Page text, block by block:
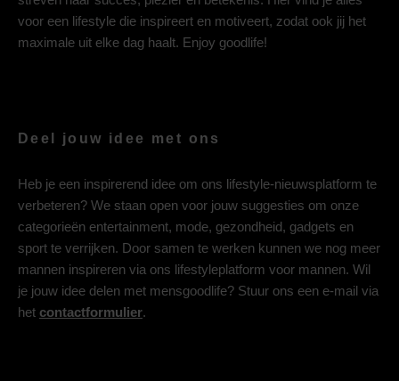
voor een lifestyle die inspireert en motiveert, zodat ook jij het
maximale uit elke dag haalt. Enjoy goodlife!
Deel jouw idee met ons
Heb je een inspirerend idee om ons lifestyle-nieuwsplatform te
verbeteren? We staan open voor jouw suggesties om onze
categorieën entertainment, mode, gezondheid, gadgets en
sport te verrijken. Door samen te werken kunnen we nog meer
mannen inspireren via ons lifestyleplatform voor mannen. Wil
je jouw idee delen met mensgoodlife? Stuur ons een e-mail via
het contactformulier.